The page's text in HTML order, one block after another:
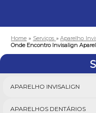
Home » Serviços »Aparelho
Onde Encontro Invisalign
APARELHO INVISALIGN
APARELHOS DENTÁRIOS